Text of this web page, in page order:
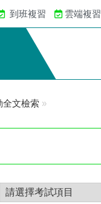
到班複習 雲端複習
全文檢索 »